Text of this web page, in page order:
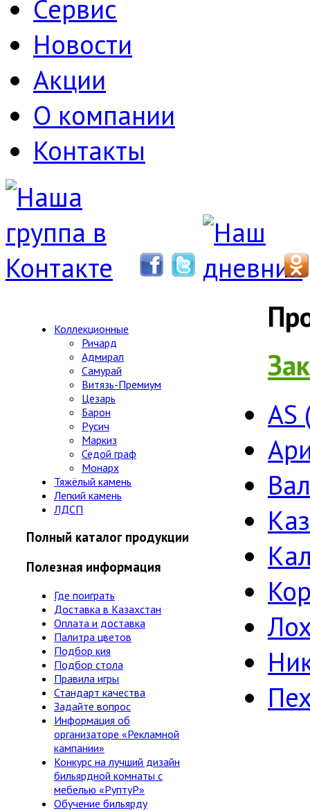
Сервис
Новости
Акции
О компании
Контакты
Коллекционные
Ричард
Адмирал
Самурай
Витязь-Премиум
Цезарь
Барон
Русич
Маркиз
Седой граф
Монарх
Тяжёлый камень
Легкий камень
ЛДСП
Полный каталог продукции
Полезная информация
Где поиграть
Доставка в Казахстан
Оплата и доставка
Палитра цветов
Подбор кия
Подбор стола
Правила игры
Стандарт качества
Задайте вопрос
Информация об
организаторе «Рекламной
кампании»
Конкурс на лучший дизайн
бильярдной комнаты с
мебелью «РуптуР»
Обучение бильярду
AS